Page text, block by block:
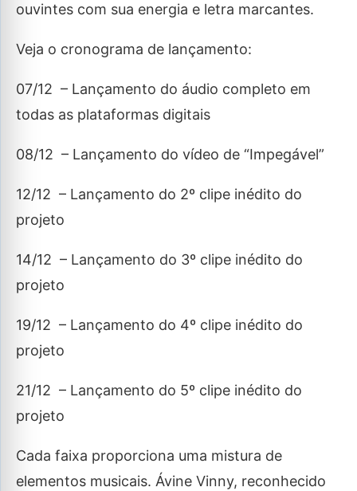
ouvintes com sua energia e letra marcantes.
Veja o cronograma de lançamento:
07/12 – Lançamento do áudio completo em
todas as plataformas digitais
08/12 – Lançamento do vídeo de “Impegável”
12/12 – Lançamento do 2º clipe inédito do
projeto
14/12 – Lançamento do 3º clipe inédito do
projeto
19/12 – Lançamento do 4º clipe inédito do
projeto
21/12 – Lançamento do 5º clipe inédito do
projeto
Cada faixa proporciona uma mistura de
elementos musicais. Ávine Vinny, reconhecido